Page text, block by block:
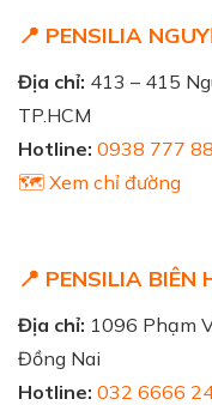
📍 PENSILIA
Địa chỉ: 413 – 415
TP.HCM
Hotline: 0938 777
🗺️ Xem chỉ đường
📍 PENSILIA BIÊN
Địa chỉ: 1096 Phạm
Đồng Nai
Hotline: 032 6666